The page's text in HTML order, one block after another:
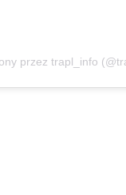
przez trapl_info